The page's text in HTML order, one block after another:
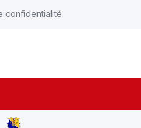
confidentialité